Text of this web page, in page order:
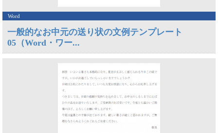
Word
一般的なお中元の送り状の文例テンプレート
05（Word・ワー...